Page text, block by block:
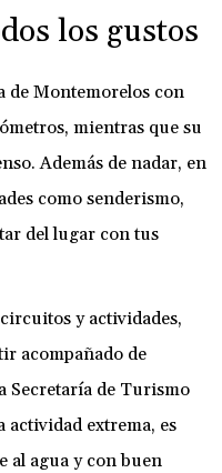
los gustos
de Montemorelos con
mientras que su
Además de nadar, en
como senderismo,
del lugar con tus
y actividades,
acompañado de
Secretaría de Turismo
actividad extrema, es
al agua y con buen